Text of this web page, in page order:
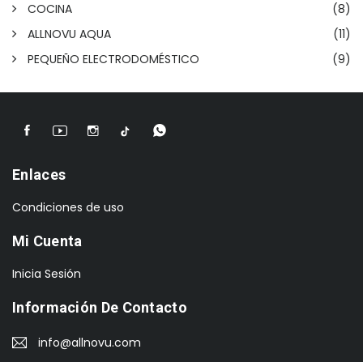
COCINA
(8)
ALLNOVU AQUA
(11)
PEQUEÑO ELECTRODOMÉSTICO
(9)
Enlaces
Condiciones de uso
Mi Cuenta
Inicia Sesión
Información De Contacto
info@allnovu.com